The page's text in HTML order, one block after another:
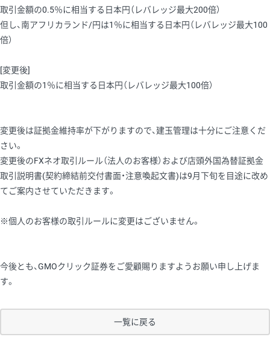
取引金額の0.5％に相当する日本円（レバレッジ最大200倍）
但し、南アフリカランド/円は1％に相当する日本円（レバレッジ最大100
倍）
[変更後]
取引金額の1％に相当する日本円（レバレッジ最大100倍）
変更後は証拠金維持率が下がりますので、建玉管理は十分にご注意くだ
さい。
変更後のFXネオ取引ルール（法人のお客様）および店頭外国為替証拠金
取引説明書(契約締結前交付書面・注意喚起文書)は9月下旬を目途に改め
てご案内させていただきます。
※個人のお客様の取引ルールに変更はございません。
今後とも、GMOクリック証券をご愛顧賜りますようお願い申し上げま
す。
一覧に戻る